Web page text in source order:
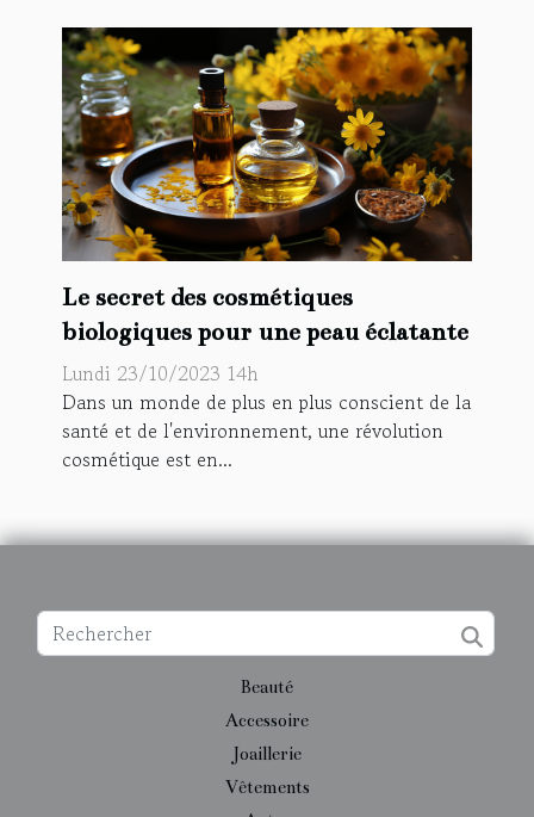
Le secret des cosmétiques
biologiques pour une peau éclatante
Lundi 23/10/2023 14h
Dans un monde de plus en plus conscient de la
santé et de l'environnement, une révolution
cosmétique est en...
Beauté
Accessoire
Joaillerie
Vêtements